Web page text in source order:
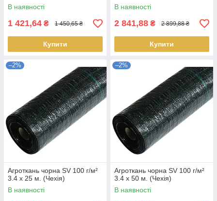
В наявності
1 421,64 ₴ 1 450,65 ₴
Купити
В наявності
2 841,88 ₴ 2 899,88 ₴
Купити
–2%
Агроткань чорна SV 100 г/м²
3.4 х 25 м. (Чехія)
В наявності
–2%
Агроткань чорна SV 100 г/м²
3.4 х 50 м. (Чехія)
В наявності